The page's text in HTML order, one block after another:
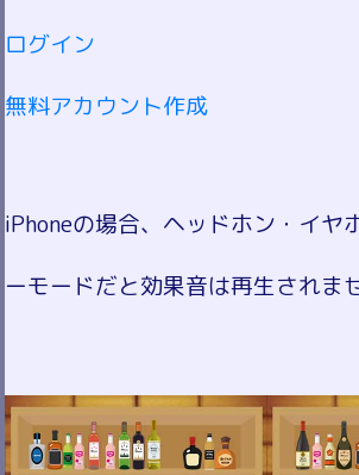
ログイン
無料アカウント作成
iPhoneの場合、ヘッドホン・イヤ
ーモードだと効果音は再生されま